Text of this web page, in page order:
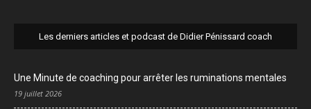
Les derniers articles et podcast de Didier Pénissard coach
Une Minute de coaching pour arrêter les ruminations mentales
19 juillet 2026